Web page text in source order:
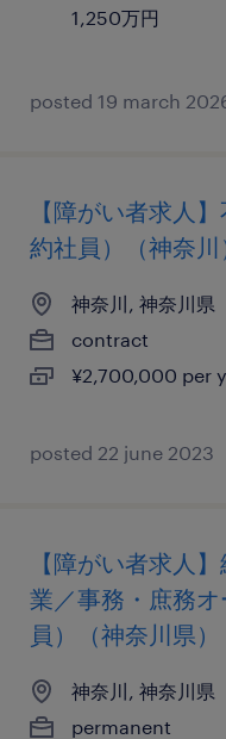
1,250万円
posted 19 march
【障がい者求人
約社員）（神奈川
神奈川, 神奈川県
contract
¥2,700,000 per
posted 22 june 2023
【障がい者求人
業／事務・庶務
員）（神奈川県）
神奈川, 神奈川県
permanent